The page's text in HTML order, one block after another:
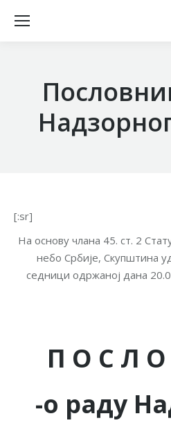
[:sr]
На основу члана 45. ст. 2
небо Србије, Скупштина
седници одржаној дана
П О С Л О
-о раду